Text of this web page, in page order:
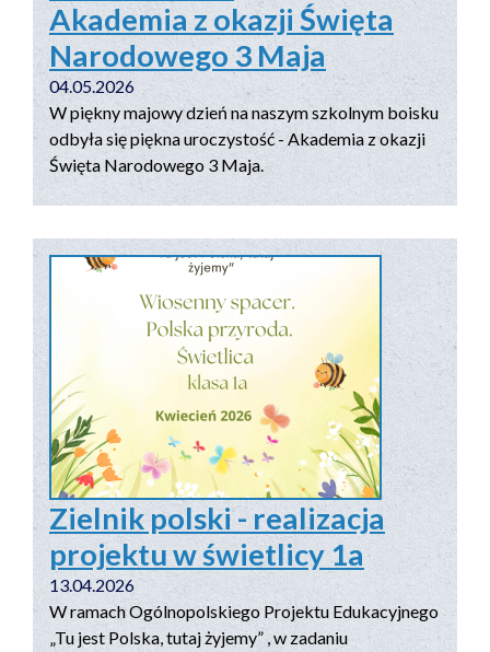
Akademia z okazji Święta
Narodowego 3 Maja
04.05.2026
W piękny majowy dzień na naszym szkolnym boisku
odbyła się piękna uroczystość - Akademia z okazji
Święta Narodowego 3 Maja.
Zielnik polski - realizacja
projektu w świetlicy 1a
13.04.2026
W ramach Ogólnopolskiego Projektu Edukacyjnego
„Tu jest Polska, tutaj żyjemy” , w zadaniu